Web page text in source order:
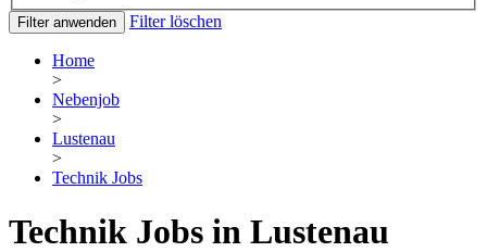
Filter anwenden Filter löschen
Home
>
Nebenjob
>
Lustenau
>
Technik Jobs
Technik Jobs in Lustenau